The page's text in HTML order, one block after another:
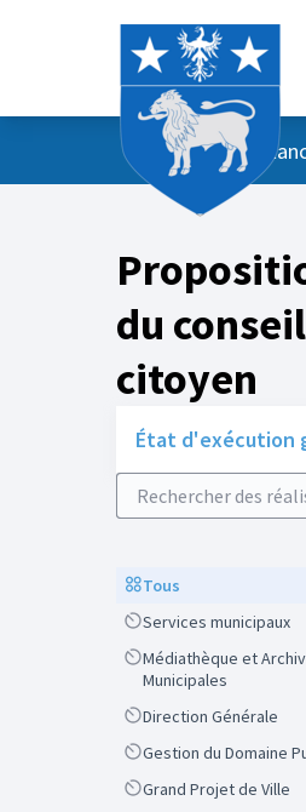
AccueilMenu principal
/ Vos
du conseil
citoyen
État d'exécution
Rechercher des
ScopeTous
ScopeServices municipaux
Scope
Médiathèque et Archives
Municipales
ScopeDirection Générale
ScopeGestion du Domaine
ScopeGrand Projet de Ville